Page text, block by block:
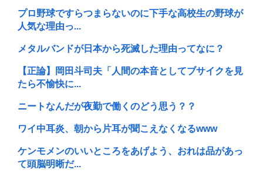
プロ野球ですらつまらないのに下手な高校生の野球が
人気な理由っ...
メタルバンドが日本から死滅した理由ってなに？
【正論】岡田斗司夫「人間の本音としてブサイクを見
たら不愉快に...
ニートなんだが夜勤で働くのどう思う？？
ワイ中耳炎、朝から片耳が聞こえなくなるwww
ケンモメンのいいところをあげよう、おれは品があっ
て頭脳明晰だ...